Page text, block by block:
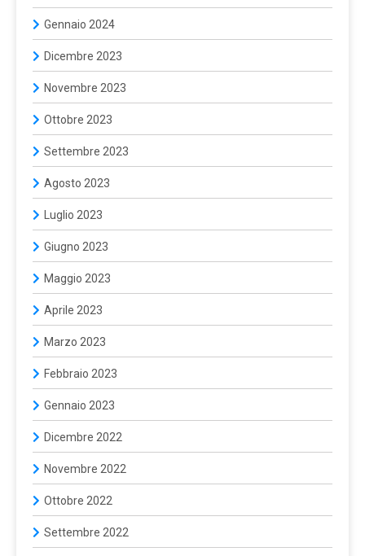
Gennaio 2024
Dicembre 2023
Novembre 2023
Ottobre 2023
Settembre 2023
Agosto 2023
Luglio 2023
Giugno 2023
Maggio 2023
Aprile 2023
Marzo 2023
Febbraio 2023
Gennaio 2023
Dicembre 2022
Novembre 2022
Ottobre 2022
Settembre 2022